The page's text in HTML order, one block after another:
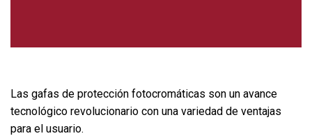
Las gafas de protección fotocromáticas son un avance
tecnológico revolucionario con una variedad de ventajas
para el usuario.